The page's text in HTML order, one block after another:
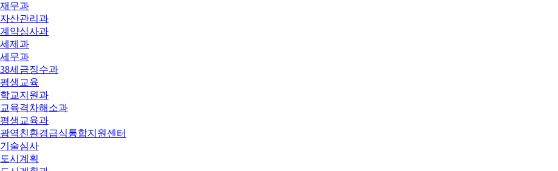
재무과
자산관리과
계약심사과
세제과
세무과
38세금징수과
평생교육
학교지원과
교육격차해소과
평생교육과
광역친환경급식통합지원센터
기술심사
도시계획